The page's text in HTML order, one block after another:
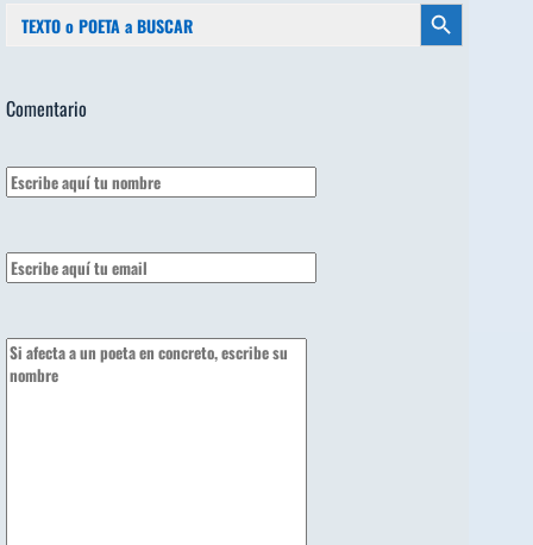
Botón de búsqueda
Comentario